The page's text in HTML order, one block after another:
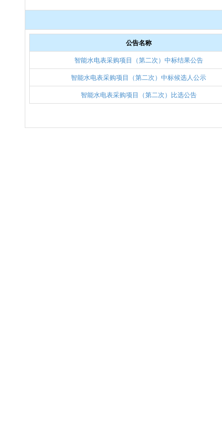
公告名称
智能水电表采购项目（第二次）中标结果公告
智能水电表采购项目（第二次）中标候选人公示
智能水电表采购项目（第二次）比选公告